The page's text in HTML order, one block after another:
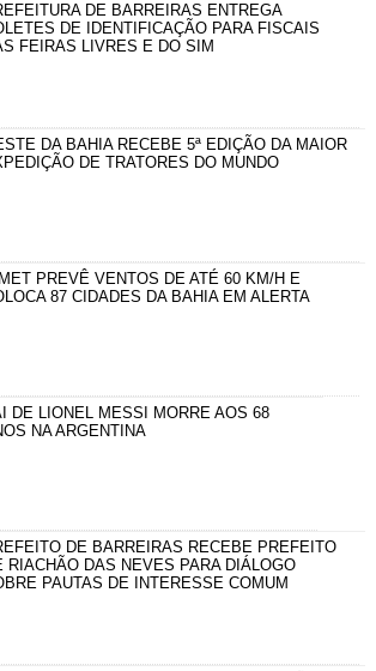
DE BARREIRAS ENTREGA
DE IDENTIFICAÇÃO PARA FISCAIS
FEIRAS LIVRES E DO SIM
DA BAHIA RECEBE 5ª EDIÇÃO DA MAIOR
DE TRATORES DO MUNDO
PREVÊ VENTOS DE ATÉ 60 KM/H E
87 CIDADES DA BAHIA EM ALERTA
DE LIONEL MESSI MORRE AOS 68
NA ARGENTINA
DE BARREIRAS RECEBE PREFEITO
RIACHÃO DAS NEVES PARA DIÁLOGO
PAUTAS DE INTERESSE COMUM